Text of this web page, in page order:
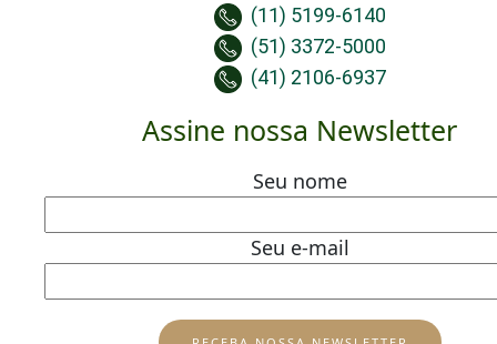
(11) 5199-6140
(51) 3372-5000
(41) 2106-6937
Assine nossa Newsletter
Seu nome
Seu e-mail